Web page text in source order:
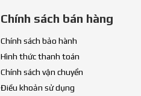
Chính sách bán hàng
Chính sách bảo hành
Hình thức thanh toán
Chính sách vận chuyển
Điều khoản sử dụng